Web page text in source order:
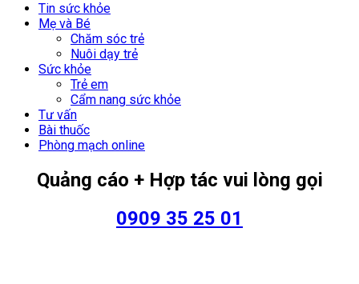
Tin sức khỏe
Mẹ và Bé
Chăm sóc trẻ
Nuôi dạy trẻ
Sức khỏe
Trẻ em
Cẩm nang sức khỏe
Tư vấn
Bài thuốc
Phòng mạch online
Quảng cáo + Hợp tác vui lòng gọi
0909 35 25 01